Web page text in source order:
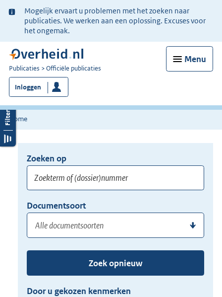
Ter
informatie:
Mogelijk ervaart u problemen met het zoeken naar
publicaties. We werken aan een oplossing. Excuses voor
het ongemak.
Menu
U
bent
nu
hier:
Publicaties Officiële publicaties
Inloggen
Home
Opnieuw
zoeken:
Zoeken op
of
(dossier)nummer
hier
uw
zoekterm
of
(dossier)nummer
in
Documentsoort
of
de
Zoek opnieuw
Door u gekozen kenmerken